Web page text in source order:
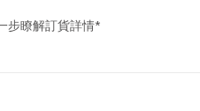
步瞭解訂貨詳情*